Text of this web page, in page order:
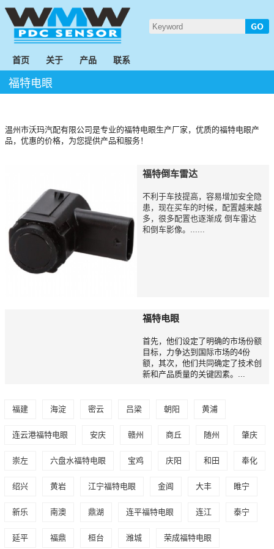
首页 关于 产品 联系
福特电眼
温州市沃玛汽配有限公司是专业的福特电眼生产厂家，优质的福特电眼产
品，优惠的价格，为您提供产品和服务！
福特倒车雷达
不利于车技提高，容易增加安全隐
患，现在买车的时候，配置越来越
多，很多配置也逐渐成 倒车雷达
和倒车影像。......
福特电眼
首先，他们设定了明确的市场份额
目标，力争达到国际市场的4份
额，其次，他们共同确定了技术创
新和产品质量的关键因素。...
福建 海淀 密云 吕梁 朝阳 黄浦
连云港福特电眼 安庆 赣州 商丘 随州 肇庆
崇左 六盘水福特电眼 宝鸡 庆阳 和田 奉化
绍兴 黄岩 江宁福特电眼 金阊 大丰 睢宁
新乐 南澳 鼎湖 连平福特电眼 连江 泰宁
延平 福鼎 桓台 潍城 荣成福特电眼